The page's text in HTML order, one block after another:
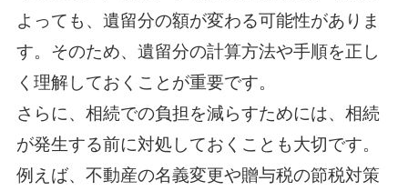
よっても、遺留分の額が変わる可能性がありま
す。そのため、遺留分の計算方法や手順を正し
く理解しておくことが重要です。
さらに、相続での負担を減らすためには、相続
が発生する前に対処しておくことも大切です。
例えば、不動産の名義変更や贈与税の節税対策